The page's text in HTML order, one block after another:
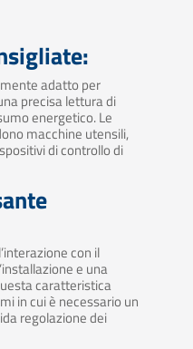
adatto per
precisa lettura di
energetico. Le
macchine utensili,
di controllo di
con il
e una
caratteristica
in cui è necessario un
regolazione dei